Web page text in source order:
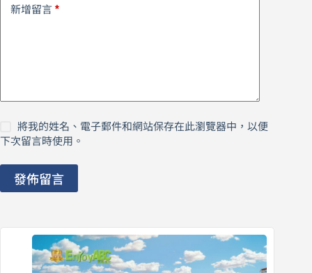
新增留言 *
將我的姓名、電子郵件和網站保存在此瀏覽器中，以便
下次留言時使用。
發佈留言